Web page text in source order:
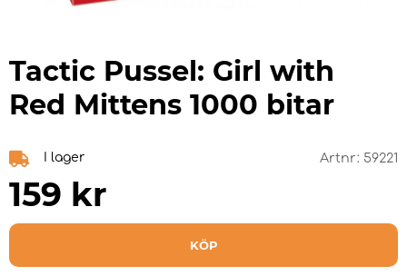
Tactic Pussel: Girl with
Red Mittens 1000 bitar
I lager Artnr: 59221
159 kr
KÖP